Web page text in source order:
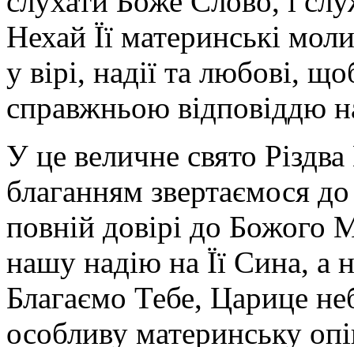
Нехай Її материнські
у вірі, надії та любові,
справжньою відповіддю
У це величне свято
благанням звертаємося
повній довірі до Божого
нашу надію на Її Сина, а
Благаємо Тебе, Царице
особливу материнську
Чому
цей
уривок
читається
на
Богородичні
свята?
Тому
Пресвята
Богородиця
поєднала
собі
служіння
Вона
була
першою
ученицею
яка